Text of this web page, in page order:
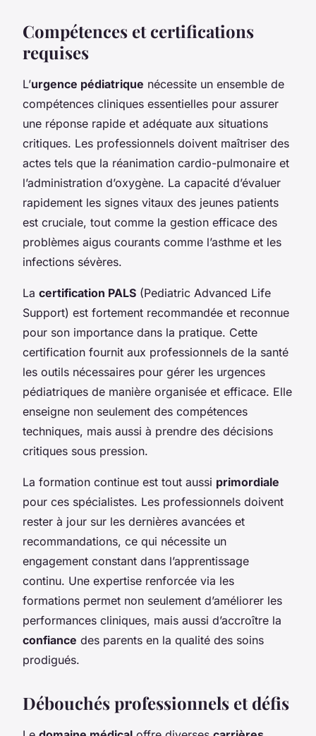
Compétences et certifications
requises
L’urgence pédiatrique nécessite un ensemble de
compétences cliniques essentielles pour assurer
une réponse rapide et adéquate aux situations
critiques. Les professionnels doivent maîtriser des
actes tels que la réanimation cardio-pulmonaire et
l’administration d’oxygène. La capacité d’évaluer
rapidement les signes vitaux des jeunes patients
est cruciale, tout comme la gestion efficace des
problèmes aigus courants comme l’asthme et les
infections sévères.
La certification PALS (Pediatric Advanced Life
Support) est fortement recommandée et reconnue
pour son importance dans la pratique. Cette
certification fournit aux professionnels de la santé
les outils nécessaires pour gérer les urgences
pédiatriques de manière organisée et efficace. Elle
enseigne non seulement des compétences
techniques, mais aussi à prendre des décisions
critiques sous pression.
La formation continue est tout aussi primordiale
pour ces spécialistes. Les professionnels doivent
rester à jour sur les dernières avancées et
recommandations, ce qui nécessite un
engagement constant dans l’apprentissage
continu. Une expertise renforcée via les
formations permet non seulement d’améliorer les
performances cliniques, mais aussi d’accroître la
confiance des parents en la qualité des soins
prodigués.
Débouchés professionnels et défis